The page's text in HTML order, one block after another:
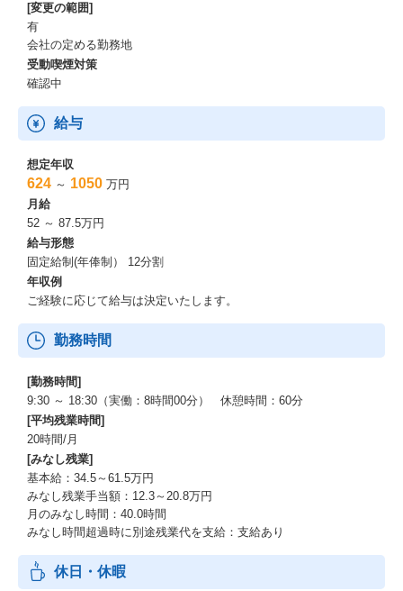
[変更の範囲]
有
会社の定める勤務地
受動喫煙対策
確認中
給与
想定年収
624 ～ 1050 万円
月給
52 ～ 87.5万円
給与形態
固定給制(年俸制） 12分割
年収例
ご経験に応じて給与は決定いたします。
勤務時間
[勤務時間]
9:30 ～ 18:30（実働：8時間00分） 休憩時間：60分
[平均残業時間]
20時間/月
[みなし残業]
基本給：34.5～61.5万円
みなし残業手当額：12.3～20.8万円
月のみなし時間：40.0時間
みなし時間超過時に別途残業代を支給：支給あり
休日・休暇